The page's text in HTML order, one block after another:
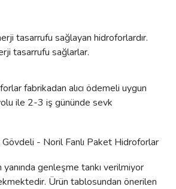
tasarrufu sağlayan hidroforlardır.
tasarrufu sağlarlar.
fabrikadan alıcı ödemeli uygun
ile 2-3 iş gününde sevk
- Noril Fanlı Paket Hidroforlar
yanında genleşme tankı verilmiyor
Ürün tablosundan önerilen